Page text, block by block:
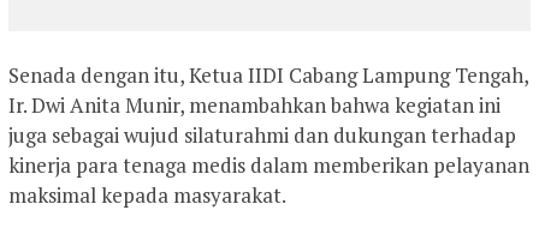
Senada dengan itu, Ketua IIDI Cabang Lampung Tengah,
Ir. Dwi Anita Munir, menambahkan bahwa kegiatan ini
juga sebagai wujud silaturahmi dan dukungan terhadap
kinerja para tenaga medis dalam memberikan pelayanan
maksimal kepada masyarakat.